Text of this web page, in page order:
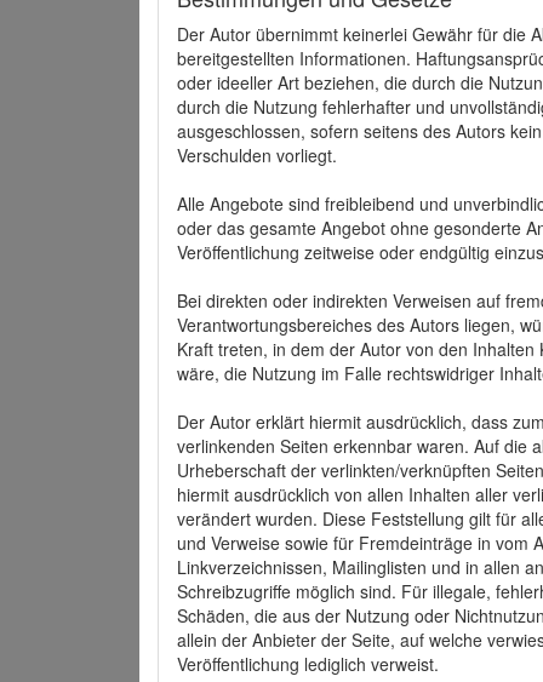
Der Autor übernimmt keinerlei Gewähr für die
bereitgestellten Informationen.
oder ideeller Art beziehen, die durch die
durch die Nutzung fehlerhafter und
ausgeschlossen, sofern seitens des Autors
Verschulden vorliegt.
Alle Angebote sind freibleibend und
oder das gesamte Angebot ohne gesonderte
Veröffentlichung zeitweise oder endgültig
Bei direkten oder indirekten Verweisen auf
Verantwortungsbereiches des Autors liegen,
Kraft treten, in dem der Autor von den
wäre, die Nutzung im Falle rechtswidriger
Der Autor erklärt hiermit ausdrücklich, dass
verlinkenden Seiten erkennbar waren. Auf die
Urheberschaft der verlinkten/verknüpften
hiermit ausdrücklich von allen Inhalten aller
verändert wurden. Diese Feststellung gilt für
und Verweise sowie für Fremdeinträge in vom
Linkverzeichnissen, Mailinglisten und in allen
Schreibzugriffe möglich sind. Für illegale,
Schäden, die aus der Nutzung oder
allein der Anbieter der Seite, auf welche
Veröffentlichung lediglich verweist.